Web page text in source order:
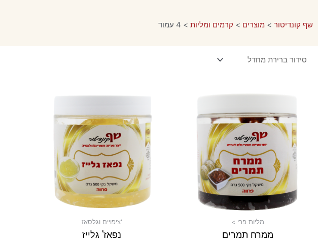
שף קונדיטור > מוצרים > קרמים ומליות > 4 עמוד
מליות פרי >
ממרח תמרים
'ציפויים וגלסאז
נפאז' גלייז